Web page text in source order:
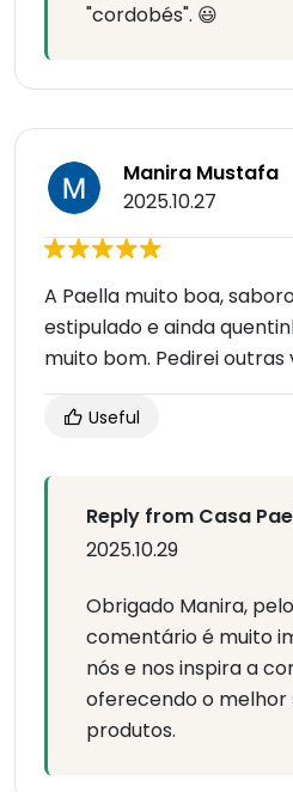
"cordobés". 😃
Manira Mustafa
2025.10.27
A Paella muito boa,
estipulado e ainda
muito bom. Pedirei
Useful
Reply from Casa
2025.10.29
Obrigado Manira,
comentário é muito
nós e nos inspira a
oferecendo o melhor
produtos.